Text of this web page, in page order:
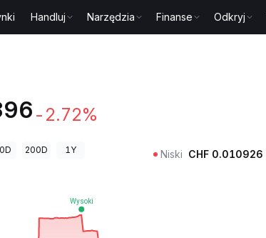
Handluj Narzędzia Finanse Odkryj
-2.72%
200D 1Y Niski CHF 0.010926